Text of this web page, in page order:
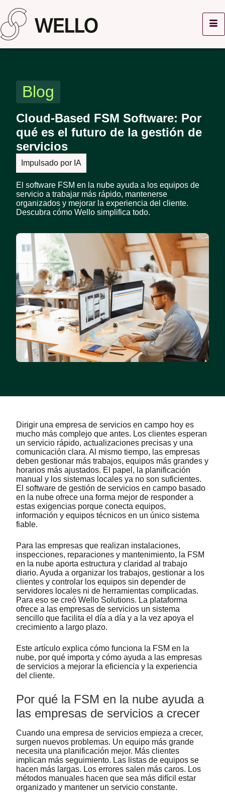
Blog
Cloud-Based FSM Software: Por
qué es el futuro de la gestión de
servicios
Impulsado por IA
El software FSM en la nube ayuda a los equipos de
servicio a trabajar más rápido, mantenerse
organizados y mejorar la experiencia del cliente.
Descubra cómo Wello simplifica todo.
Dirigir una empresa de servicios en campo hoy es
mucho más complejo que antes. Los clientes esperan
un servicio rápido, actualizaciones precisas y una
comunicación clara. Al mismo tiempo, las empresas
deben gestionar más trabajos, equipos más grandes y
horarios más ajustados. El papel, la planificación
manual y los sistemas locales ya no son suficientes.
El software de gestión de servicios en campo basado
en la nube ofrece una forma mejor de responder a
estas exigencias porque conecta equipos,
información y equipos técnicos en un único sistema
fiable.
Para las empresas que realizan instalaciones,
inspecciones, reparaciones y mantenimiento, la FSM
en la nube aporta estructura y claridad al trabajo
diario. Ayuda a organizar los trabajos, gestionar a los
clientes y controlar los equipos sin depender de
servidores locales ni de herramientas complicadas.
Para eso se creó Wello Solutions. La plataforma
ofrece a las empresas de servicios un sistema
sencillo que facilita el día a día y a la vez apoya el
crecimiento a largo plazo.
Este artículo explica cómo funciona la FSM en la
nube, por qué importa y cómo ayuda a las empresas
de servicios a mejorar la eficiencia y la experiencia
del cliente.
Por qué la FSM en la nube ayuda a
las empresas de servicios a crecer
Cuando una empresa de servicios empieza a crecer,
surgen nuevos problemas. Un equipo más grande
necesita una planificación mejor. Más clientes
implican más seguimiento. Las listas de equipos se
hacen más largas. Los errores salen más caros. Los
métodos manuales hacen que sea más difícil estar
organizado y mantener un servicio constante.